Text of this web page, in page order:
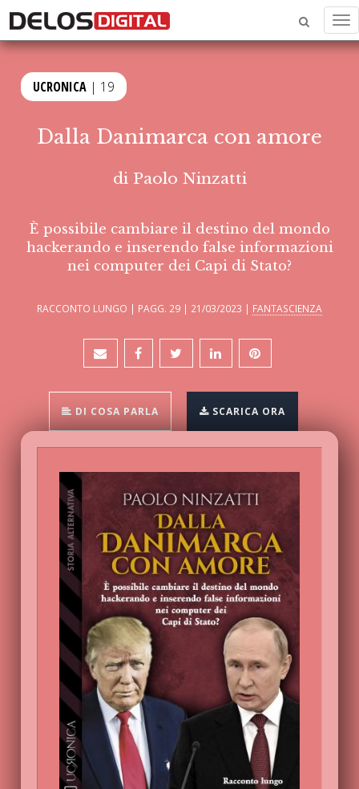
UCRONICA | 19
Dalla Danimarca con amore
di Paolo Ninzatti
È possibile cambiare il destino del mondo
hackerando e inserendo false informazioni
nei computer dei Capi di Stato?
RACCONTO LUNGO | PAGG. 29 | 21/03/2023 | FANTASCIENZA
DI COSA PARLA SCARICA ORA